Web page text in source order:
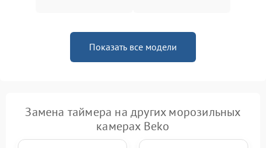
Показать все модели
Замена таймера на других морозильных
камерах Beko